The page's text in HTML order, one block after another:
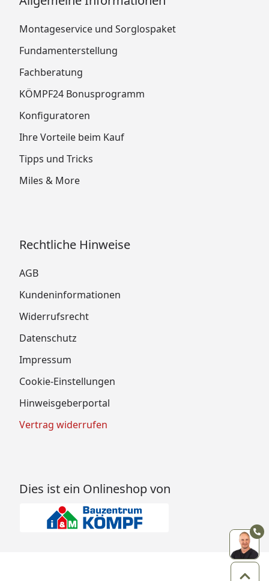
Montageservice und Sorglospaket
Fundamenterstellung
Fachberatung
KÖMPF24 Bonusprogramm
Konfiguratoren
Ihre Vorteile beim Kauf
Tipps und Tricks
Miles & More
Rechtliche Hinweise
AGB
Kundeninformationen
Widerrufsrecht
Datenschutz
Impressum
Cookie-Einstellungen
Hinweisgeberportal
Vertrag widerrufen
Dies ist ein Onlineshop von